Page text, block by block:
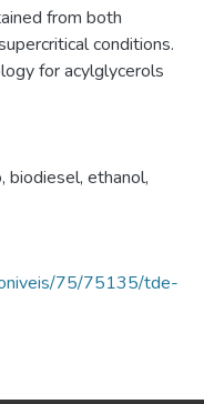
from both
conditions.
for acylglycerols
, biodiesel, ethanol,
75/75135/tde-